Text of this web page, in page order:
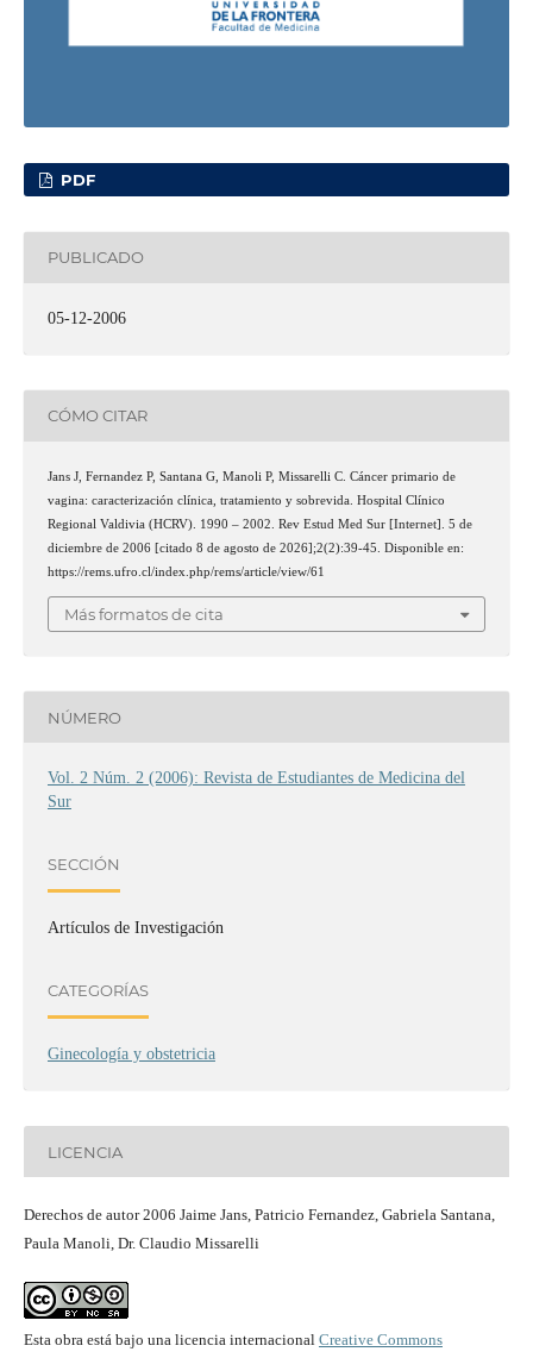
PDF
PUBLICADO
05-12-2006
CÓMO CITAR
Jans J, Fernandez P, Santana G, Manoli P, Missarelli C. Cáncer primario de
vagina: caracterización clínica, tratamiento y sobrevida. Hospital Clínico
Regional Valdivia (HCRV). 1990 – 2002. Rev Estud Med Sur [Internet]. 5 de
diciembre de 2006 [citado 8 de agosto de 2026];2(2):39-45. Disponible en:
https://rems.ufro.cl/index.php/rems/article/view/61
Más formatos de cita
NÚMERO
Vol. 2 Núm. 2 (2006): Revista de Estudiantes de Medicina del
Sur
SECCIÓN
Artículos de Investigación
CATEGORÍAS
Ginecología y obstetricia
LICENCIA
Derechos de autor 2006 Jaime Jans, Patricio Fernandez, Gabriela Santana,
Paula Manoli, Dr. Claudio Missarelli
Esta obra está bajo una licencia internacional Creative Commons